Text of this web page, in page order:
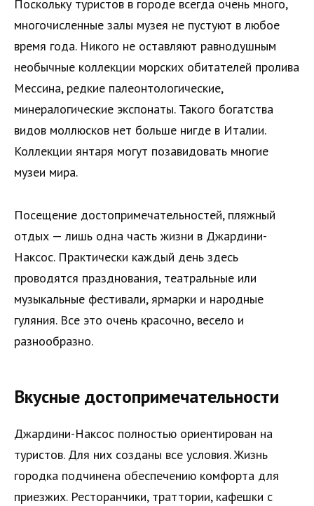
Поскольку туристов в городе всегда очень много,
многочисленные залы музея не пустуют в любое
время года. Никого не оставляют равнодушным
необычные коллекции морских обитателей пролива
Мессина, редкие палеонтологические,
минералогические экспонаты. Такого богатства
видов моллюсков нет больше нигде в Италии.
Коллекции янтаря могут позавидовать многие
музеи мира.
Посещение достопримечательностей, пляжный
отдых — лишь одна часть жизни в Джардини-
Наксос. Практически каждый день здесь
проводятся празднования, театральные или
музыкальные фестивали, ярмарки и народные
гуляния. Все это очень красочно, весело и
разнообразно.
Вкусные достопримечательности
Джардини-Наксос полностью ориентирован на
туристов. Для них созданы все условия. Жизнь
городка подчинена обеспечению комфорта для
приезжих. Ресторанчики, траттории, кафешки с